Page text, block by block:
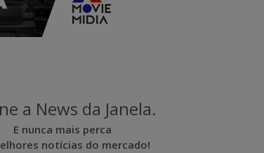
a News da Janela.
E nunca mais perca
notícias do mercado!